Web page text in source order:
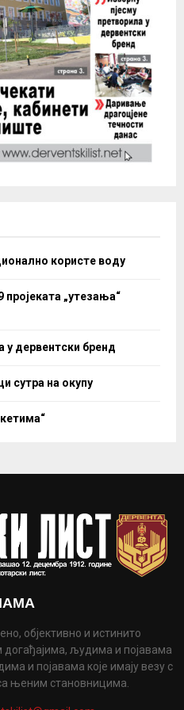
користе воду
„утезања“
у дервентски бренд
сутра на окупу
објективно и истинито
људима и појавама
и појавама које имају везу с
њеним становницима.